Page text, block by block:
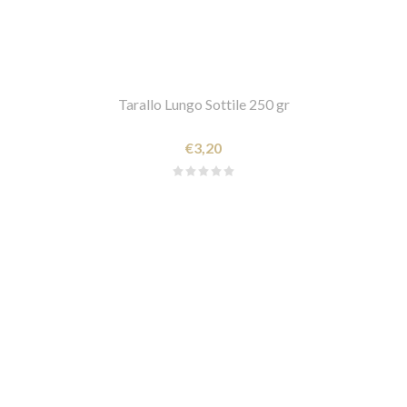
Tarallo Lungo Sottile 250 gr
€3,20